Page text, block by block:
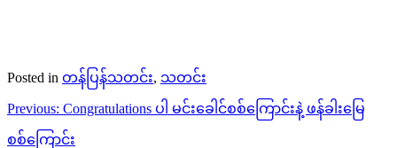
Posted in တန်ပြန်သတင်း, သတင်း
Post
navigation
Previous: Congratulations ပါ မင်းခေါင်စစ်ကြောင်းနဲ့ ဖန်ခါးမြေ
စစ်ကြောင်း